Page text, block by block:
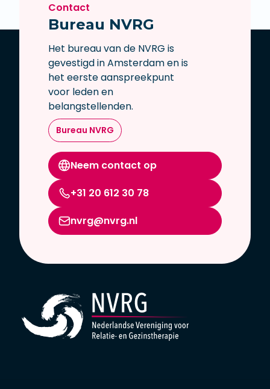
Contact
Bureau NVRG
Het bureau van de NVRG is
gevestigd in Amsterdam en is
het eerste aanspreekpunt
voor leden en
belangstellenden.
Bureau NVRG
Neem contact op
+31 20 612 30 78
nvrg@nvrg.nl